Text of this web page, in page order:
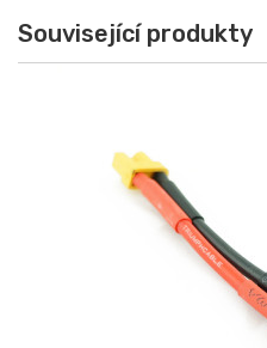
Související produkty